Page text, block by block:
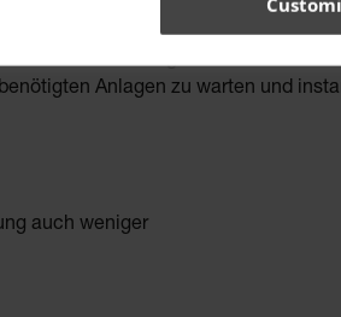
zusammengesetzt und
Anlagen zu warten und
auch weniger